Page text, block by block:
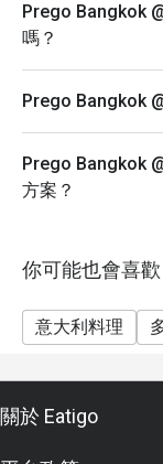
Prego Bangkok
嗎？
Prego Bangkok
Prego Bangkok
方案？
你可能也會喜歡
意大利料理
關於 Eatigo